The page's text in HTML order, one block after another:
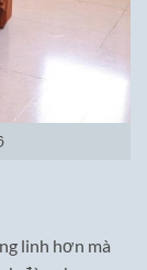
linh hơn mà